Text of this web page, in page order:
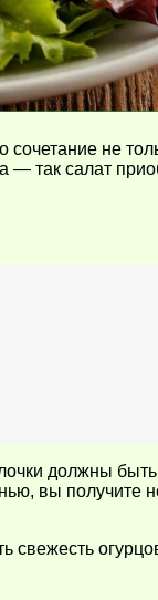
не
— так салат
должны
вы получите